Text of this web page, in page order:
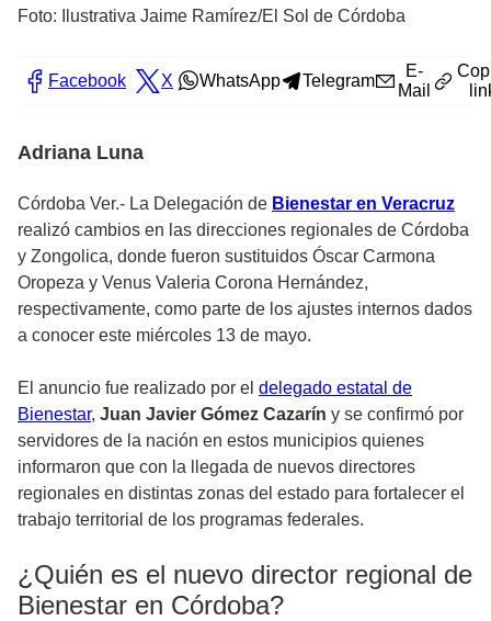
Foto: Ilustrativa Jaime Ramírez/El Sol de Córdoba
Facebook X WhatsApp Telegram
E-
Mail
Adriana Luna
Córdoba Ver.- La Delegación de Bienestar en Veracruz
realizó cambios en las direcciones regionales de Córdoba
y Zongolica, donde fueron sustituidos Óscar Carmona
Oropeza y Venus Valeria Corona Hernández,
respectivamente, como parte de los ajustes internos dados
a conocer este miércoles 13 de mayo.
El anuncio fue realizado por el delegado estatal de
Bienestar, Juan Javier Gómez Cazarín y se confirmó por
servidores de la nación en estos municipios quienes
informaron que con la llegada de nuevos directores
regionales en distintas zonas del estado para fortalecer el
trabajo territorial de los programas federales.
¿Quién es el nuevo director regional de
Bienestar en Córdoba?